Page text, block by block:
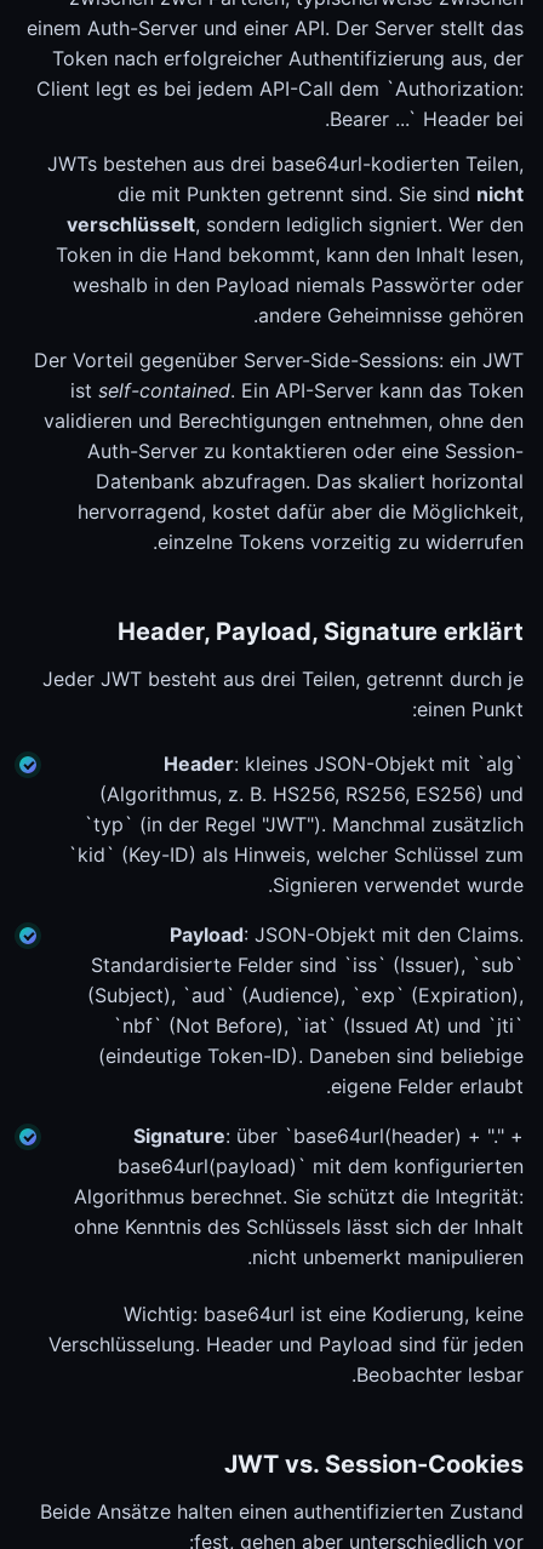
einem Auth-Server und einer API. Der Server stellt das
Token nach erfolgreicher Authentifizierung aus, der
Client legt es bei jedem API-Call dem `Authorization:
Bearer ...` Header bei.
JWTs bestehen aus drei base64url-kodierten Teilen,
die mit Punkten getrennt sind. Sie sind nicht
verschlüsselt, sondern lediglich signiert. Wer den
Token in die Hand bekommt, kann den Inhalt lesen,
weshalb in den Payload niemals Passwörter oder
andere Geheimnisse gehören.
Der Vorteil gegenüber Server-Side-Sessions: ein JWT
ist self-contained. Ein API-Server kann das Token
validieren und Berechtigungen entnehmen, ohne den
Auth-Server zu kontaktieren oder eine Session-
Datenbank abzufragen. Das skaliert horizontal
hervorragend, kostet dafür aber die Möglichkeit,
einzelne Tokens vorzeitig zu widerrufen.
Header, Payload, Signature erklärt
Jeder JWT besteht aus drei Teilen, getrennt durch je
einen Punkt:
Header: kleines JSON-Objekt mit `alg`
(Algorithmus, z. B. HS256, RS256, ES256) und
`typ` (in der Regel "JWT"). Manchmal zusätzlich
`kid` (Key-ID) als Hinweis, welcher Schlüssel zum
Signieren verwendet wurde.
Payload: JSON-Objekt mit den Claims.
Standardisierte Felder sind `iss` (Issuer), `sub`
(Subject), `aud` (Audience), `exp` (Expiration),
`nbf` (Not Before), `iat` (Issued At) und `jti`
(eindeutige Token-ID). Daneben sind beliebige
eigene Felder erlaubt.
Signature: über `base64url(header) + "." +
base64url(payload)` mit dem konfigurierten
Algorithmus berechnet. Sie schützt die Integrität:
ohne Kenntnis des Schlüssels lässt sich der Inhalt
nicht unbemerkt manipulieren.
Wichtig: base64url ist eine Kodierung, keine
Verschlüsselung. Header und Payload sind für jeden
Beobachter lesbar.
JWT vs. Session-Cookies
Beide Ansätze halten einen authentifizierten Zustand
fest, gehen aber unterschiedlich vor: